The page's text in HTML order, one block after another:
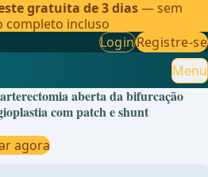
gratuita de 3 dias— sem
completo incluso
LoginRegistre-se
Menu
aberta da bifurcação
com patch e shunt
agora